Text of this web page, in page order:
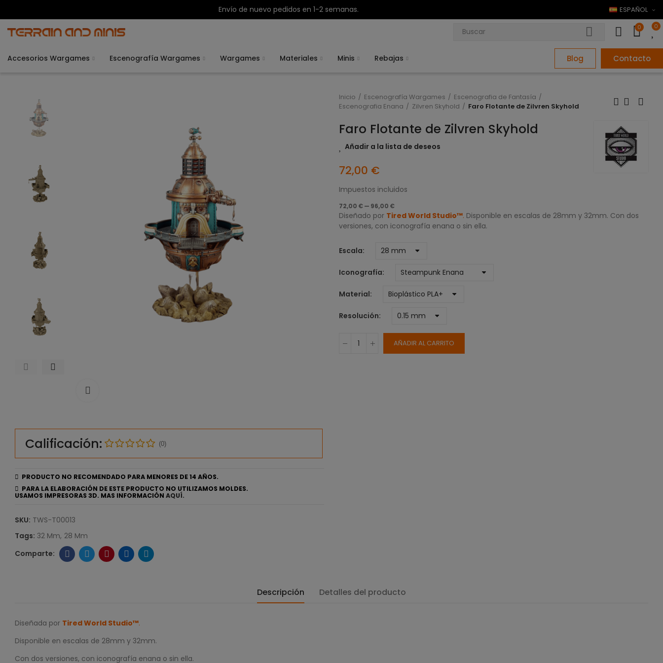
Envío de nuevo pedidos en 1-2 semanas. ESPAÑOL
0 0
Accesorios Wargames Escenografía Wargames Wargames Materiales Minis Rebajas Blog Contacto
Calificación: (0)
PRODUCTO NO RECOMENDADO PARA MENORES DE 14 AÑOS.
PARA LA ELABORACIÓN DE ESTE PRODUCTO NO UTILIZAMOS MOLDES.
USAMOS IMPRESORAS 3D. MAS INFORMACIÓN AQUÍ.
SKU: TWS-T00013
Tags: 32 Mm 28 Mm
Inicio Escenografía Wargames
Escenografia de Fantasía
Escenografia Enana
Zilvren Skyhold Faro Flotante de Zilvren Skyhold
Faro Flotante de Zilvren Skyhold
Añadir a la lista de deseos
72,00 €
Impuestos incluidos
72,00 € — 96,00 €
Diseñado por Tired World Studio™. Disponible en escalas de 28mm y 32mm. Con dos
versiones, con iconografía enana o sin ella.
Escala
Iconografía
Material
Resolución
AÑADIR AL CARRITO
Descripción Detalles del producto
Diseñada por Tired World Studio™.
Disponible en escalas de 28mm y 32mm.
Con dos versiones, con iconografía enana o sin ella.